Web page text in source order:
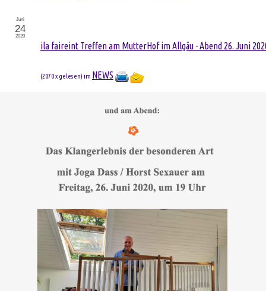
ila faireint Treffen am MutterHof im Allgäu - Abend 26. Juni
(2070 x gelesen) im NEWS
Juni
24
2020